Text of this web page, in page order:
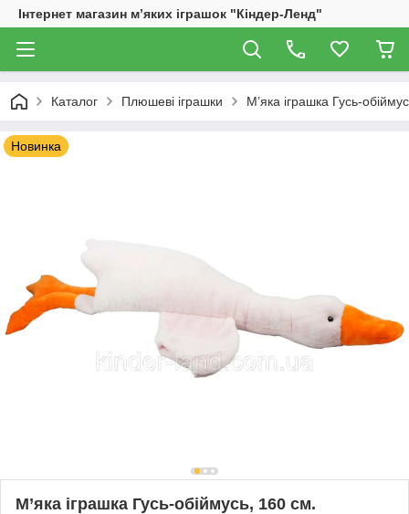
Інтернет магазин м’яких іграшок "Кіндер-Ленд"
Каталог Плюшеві іграшки М’яка іграшка Гусь-
Новинка
М’яка іграшка Гусь-обіймусь, 160 см.